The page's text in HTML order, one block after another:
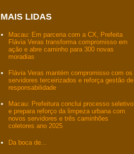
MAIS LIDAS
Macau: Em parceria com a CX, Prefeita
Flávia Veras transforma compromisso em
ação e abre caminho para 300 novas
moradias
Flávia Veras mantém compromisso com os
servidores terceirizados e reforça gestão de
responsabilidade
Macau: Prefeitura conclui processo seletivo
e prepara reforço da limpeza urbana com
novos servidores e três caminhões
coletores ano 2025
Da boca de...